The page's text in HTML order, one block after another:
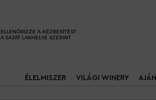
ELLENŐRIZZE A KÉZBESÍTÉST
A SAJÁT LAKHELYE SZERINT
ÉLELMISZER VILÁGI WINERY